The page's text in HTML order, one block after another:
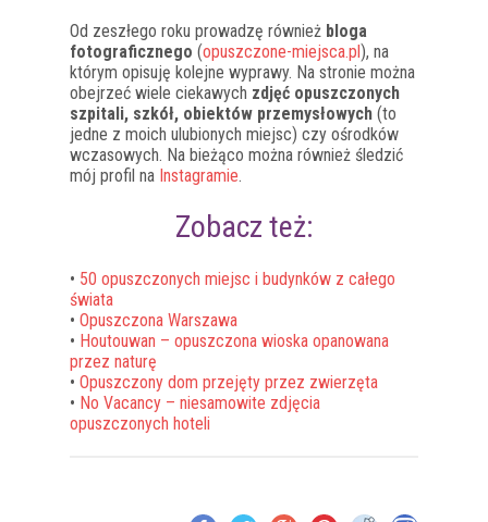
Od zeszłego roku prowadzę również bloga
fotograficznego (opuszczone-miejsca.pl), na
którym opisuję kolejne wyprawy. Na stronie można
obejrzeć wiele ciekawych zdjęć opuszczonych
szpitali, szkół, obiektów przemysłowych (to
jedne z moich ulubionych miejsc) czy ośrodków
wczasowych. Na bieżąco można również śledzić
mój profil na Instagramie.
Zobacz też:
• 50 opuszczonych miejsc i budynków z całego
świata
• Opuszczona Warszawa
• Houtouwan – opuszczona wioska opanowana
przez naturę
• Opuszczony dom przejęty przez zwierzęta
• No Vacancy – niesamowite zdjęcia
opuszczonych hoteli